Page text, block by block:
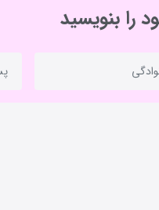
را بنویسید